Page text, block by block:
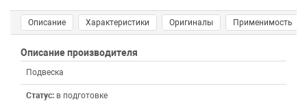
Описание Характеристики Оригиналы Применимость
Описание производителя
Подвеска
Статус: в подготовке